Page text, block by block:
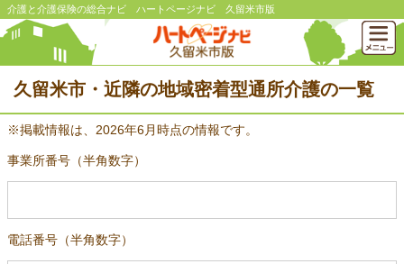
介護と介護保険の総合ナビ ハートページナビ 久留米市版
久留米市・近隣の地域密着型通所介護の一覧
※掲載情報は、2026年6月時点の情報です。
事業所番号（半角数字）
電話番号（半角数字）